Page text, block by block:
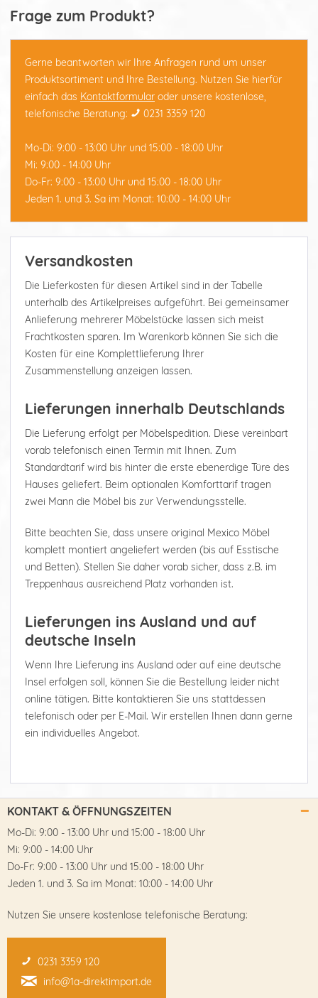
Frage zum Produkt?
Gerne beantworten wir Ihre Anfragen rund um unser
Produktsortiment und Ihre Bestellung. Nutzen Sie hierfür
einfach das Kontaktformular oder unsere kostenlose,
telefonische Beratung:
0231 3359 120
Mo-Di: 9:00 - 13:00 Uhr und 15:00 - 18:00 Uhr
Mi: 9:00 - 14:00 Uhr
Do-Fr: 9:00 - 13:00 Uhr und 15:00 - 18:00 Uhr
Jeden 1. und 3. Sa im Monat: 10:00 - 14:00 Uhr
Versandkosten
Die Lieferkosten für diesen Artikel sind in der Tabelle
unterhalb des Artikelpreises aufgeführt. Bei gemeinsamer
Anlieferung mehrerer Möbelstücke lassen sich meist
Frachtkosten sparen. Im Warenkorb können Sie sich die
Kosten für eine Komplettlieferung Ihrer
Zusammenstellung anzeigen lassen.
Lieferungen innerhalb Deutschlands
Die Lieferung erfolgt per Möbelspedition. Diese vereinbart
vorab telefonisch einen Termin mit Ihnen. Zum
Standardtarif wird bis hinter die erste ebenerdige Türe des
Hauses geliefert. Beim optionalen Komforttarif tragen
zwei Mann die Möbel bis zur Verwendungsstelle.
Bitte beachten Sie, dass unsere original Mexico Möbel
komplett montiert angeliefert werden (bis auf Esstische
und Betten). Stellen Sie daher vorab sicher, dass z.B. im
Treppenhaus ausreichend Platz vorhanden ist.
Lieferungen ins Ausland und auf
deutsche Inseln
Wenn Ihre Lieferung ins Ausland oder auf eine deutsche
Insel erfolgen soll, können Sie die Bestellung leider nicht
online tätigen. Bitte kontaktieren Sie uns stattdessen
telefonisch oder per E-Mail. Wir erstellen Ihnen dann gerne
ein individuelles Angebot.
KONTAKT & ÖFFNUNGSZEITEN
Mo-Di: 9:00 - 13:00 Uhr und 15:00 - 18:00 Uhr
Mi: 9:00 - 14:00 Uhr
Do-Fr: 9:00 - 13:00 Uhr und 15:00 - 18:00 Uhr
Jeden 1. und 3. Sa im Monat: 10:00 - 14:00 Uhr
Nutzen Sie unsere kostenlose telefonische Beratung:
0231 3359 120
info@1a-direktimport.de